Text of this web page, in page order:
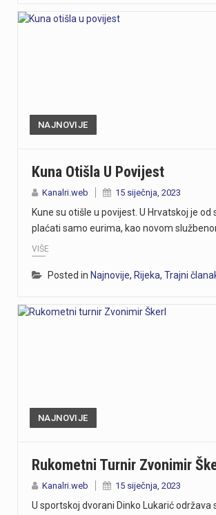
NAJNOVIJE
Kuna Otišla U Povijest
Kanalri.web 15 siječnja, 2023
Kune su otišle u povijest. U Hrvatskoj je od
plaćati samo eurima, kao novom
VIŠE
Posted in Najnovije, Rijeka, Trajni
NAJNOVIJE
Rukometni Turnir Zvonimir
Kanalri.web 15 siječnja, 2023
U sportskoj dvorani Dinko Lukarić održava